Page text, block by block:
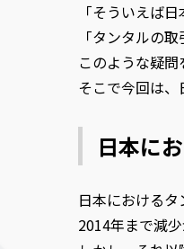
「そういえば
「タンタルの
このような疑
そこで今回は、
日本に
日本における
2014年まで減少